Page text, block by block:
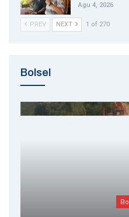
Agu 4, 2026
PREV NEXT 1 of 270
Bolsel